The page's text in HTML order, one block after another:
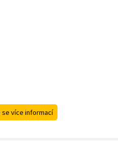
se více informací